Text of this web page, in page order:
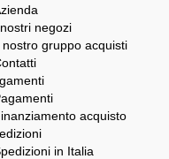
negozi
nostro gruppo acquisti
acquisto
in Italia